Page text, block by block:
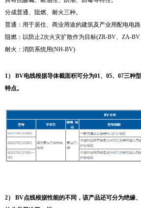
分成普通、阻燃、耐火三种。
普通：用于居住、商业用途的建筑及产业用配电电
阻燃：以防止2次火灾扩散作为目标(ZR-BV、ZA-
耐火：消防系统用(NH-BV)
1） BV电线根据导体截面积可分为01、05、07三种
特点。
2） BV点线根据性能的不同，该产品还可分为绝缘